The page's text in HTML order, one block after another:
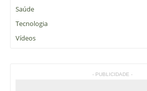
Saúde
Tecnologia
Vídeos
- PUBLICIDADE -